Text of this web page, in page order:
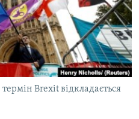
Brexit відкладається